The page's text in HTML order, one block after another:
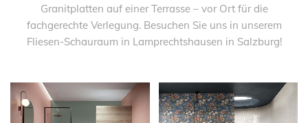
Granitplatten auf einer Terrasse – vor Ort für die
fachgerechte Verlegung. Besuchen Sie uns in unserem
Fliesen-Schauraum in Lamprechtshausen in Salzburg!